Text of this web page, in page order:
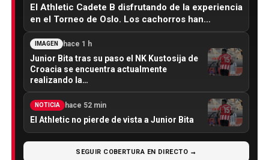
El Athletic Cadete B disfrutando de la experiencia
en el Torneo de Oslo. Los cachorros han…
IMAGEN hace 1 h
Junior Bita tras su paso el NK Kustosija de
Croacia se encuentra actualmente
realizando la…
NOTICIA hace 52 min
El Athletic no pierde de vista a Junior Bita
SEGUIR COBERTURA EN DIRECTO →